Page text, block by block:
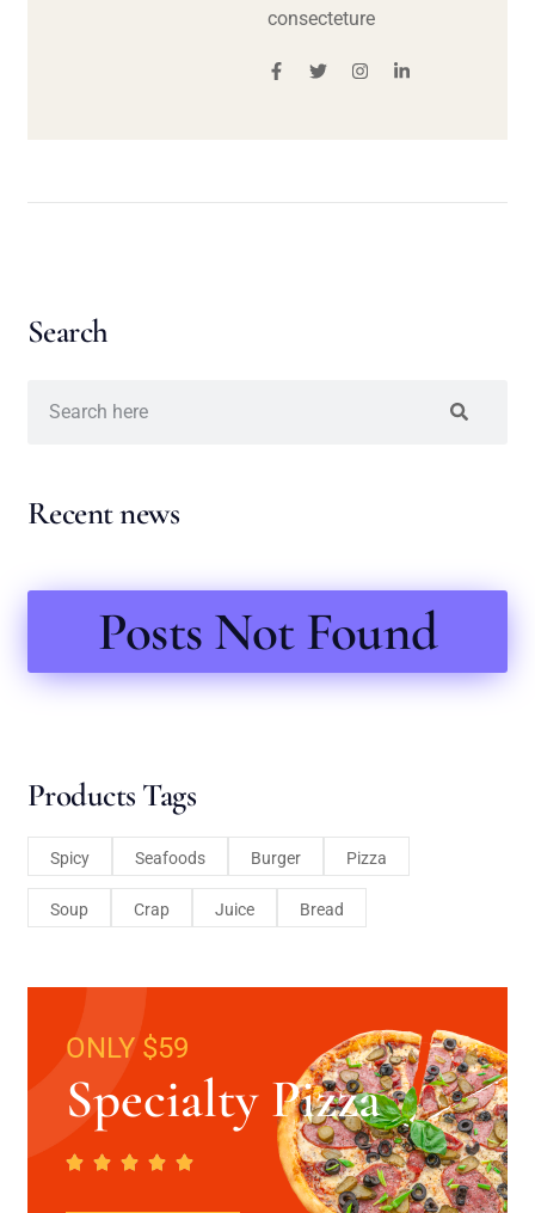
consecteture
Search
Recent news
Posts Not Found
Products Tags
Spicy Seafoods Burger Pizza
Soup Crap Juice Bread
ONLY $59
Specialty Pizza